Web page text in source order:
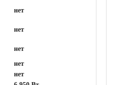
нет
нет
нет
нет
нет